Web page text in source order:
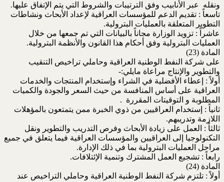
ونقله عبر الأنابيب وفق الترتيبات والشروط التي يتم الإتفاق عليها.
تاسعاً : تقديم الدعم للمؤسسات العراقية لإعداد الأبحاث ونشاطات
التطوير المتعلقة بالعمليات البترولية.
عاشراً : تزويد الوزارة مجاناً بالبيانات التي تم جمعها من خلال
العمليات البترولية وفق أحكام هذا القانون والأنظمة البترولية.
المادة (23)
على شركة النفط الوطنية العراقية وحاملي تراخيص التنقيب
والتطوير والإنتاج مراعاة مايلي:-
أولاً : إعطاء الأفضلية في الشراء وإستخدام المنتجات والخدمات
العراقية على أساس المنافسة من حيث السعر والجودة والكميات
المطلوبة و التوقيتات المقررة .
ثانياً : إستخدام العراقيين من ذوي الخبرة ممن يتمتعون بالمؤهلات
اللازمة وتدريبهم.
ثالثاً : العمل على زيادة الأبحاث وفرص التدريب والتطوير ونقل
التكنولوجيا إلى العراقيين والمؤسسات العراقية فيما يتعلق في جميع
مراحل العمليات البترولية بما في ذلك الإدارة.
رابعاً : تشجيع العمل المشترك وتنمية الإئتلافات.
المادة (24)
أولاً : تلتزم شركة النفط الوطنية العراقية وحاملي التراخيص عند